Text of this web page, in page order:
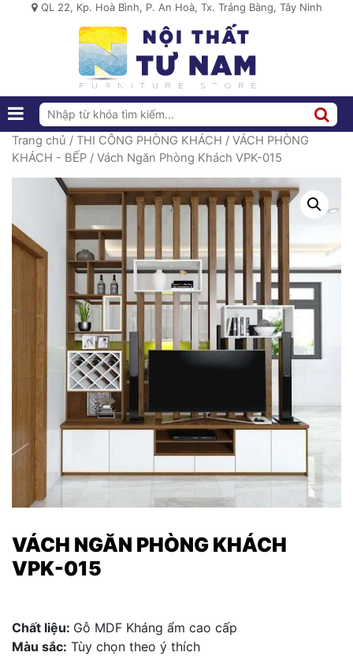
QL 22, Kp. Hoà Bình, P. An Hoà, Tx. Trảng Bàng, Tây Ninh
Trang chủ / THI CÔNG PHÒNG KHÁCH / VÁCH PHÒNG
KHÁCH - BẾP / Vách Ngăn Phòng Khách VPK-015
VÁCH NGĂN PHÒNG KHÁCH
VPK-015
Chất liệu: Gỗ MDF Kháng ẩm cao cấp
Màu sắc: Tùy chọn theo ý thích